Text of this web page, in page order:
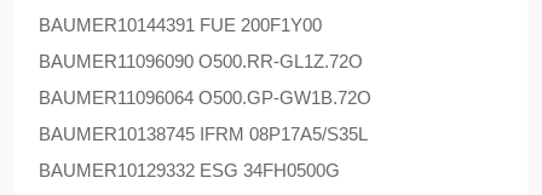
BAUMER10144391 FUE 200F1Y00
BAUMER11096090 O500.RR-GL1Z.72O
BAUMER11096064 O500.GP-GW1B.72O
BAUMER10138745 IFRM 08P17A5/S35L
BAUMER10129332 ESG 34FH0500G